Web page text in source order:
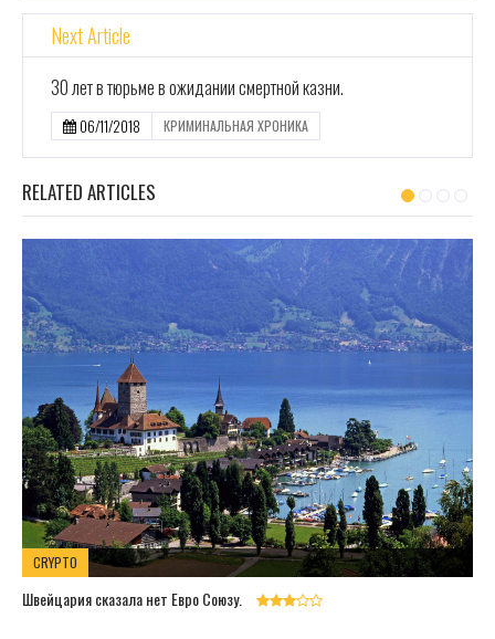
Next Article
30 лет в тюрьме в ожидании смертной казни.
06/11/2018 КРИМИНАЛЬНАЯ ХРОНИКА
RELATED ARTICLES
CRYPTO
Швейцария сказала нет Евро Союзу.